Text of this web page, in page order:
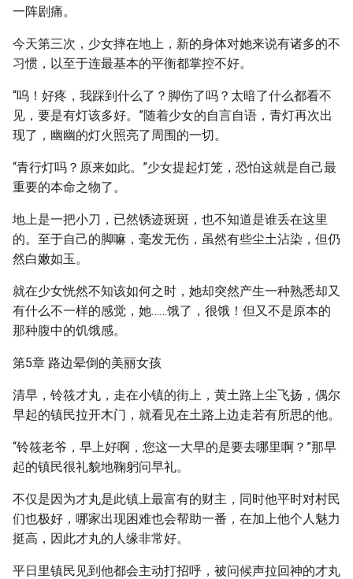
一阵剧痛。
今天第三次，少女摔在地上，新的身体对她来说有诸多的不
习惯，以至于连最基本的平衡都掌控不好。
“呜！好疼，我踩到什么了？脚伤了吗？太暗了什么都看不
见，要是有灯该多好。”随着少女的自言自语，青灯再次出
现了，幽幽的灯火照亮了周围的一切。
“青行灯吗？原来如此。”少女提起灯笼，恐怕这就是自己最
重要的本命之物了。
地上是一把小刀，已然锈迹斑斑，也不知道是谁丢在这里
的。至于自己的脚嘛，毫发无伤，虽然有些尘土沾染，但仍
然白嫩如玉。
就在少女恍然不知该如何之时，她却突然产生一种熟悉却又
有什么不一样的感觉，她……饿了，很饿！但又不是原本的
那种腹中的饥饿感。
第5章 路边晕倒的美丽女孩
清早，铃筱才丸，走在小镇的街上，黄土路上尘飞扬，偶尔
早起的镇民拉开木门，就看见在土路上边走若有所思的他。
“铃筱老爷，早上好啊，您这一大早的是要去哪里啊？”那早
起的镇民很礼貌地鞠躬问早礼。
不仅是因为才丸是此镇上最富有的财主，同时他平时对村民
们也极好，哪家出现困难也会帮助一番，在加上他个人魅力
挺高，因此才丸的人缘非常好。
平日里镇民见到他都会主动打招呼，被问候声拉回神的才丸